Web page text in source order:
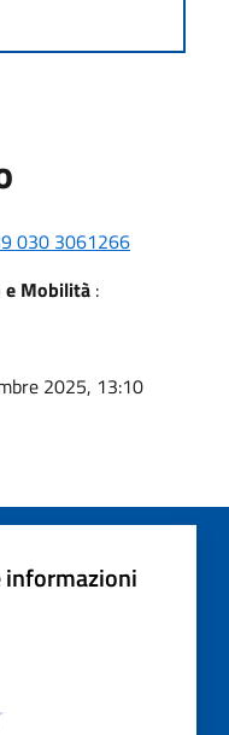
030 3061266
e Mobilità :
2025, 13:10
informazioni